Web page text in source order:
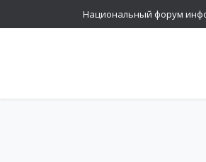
Национальный форум